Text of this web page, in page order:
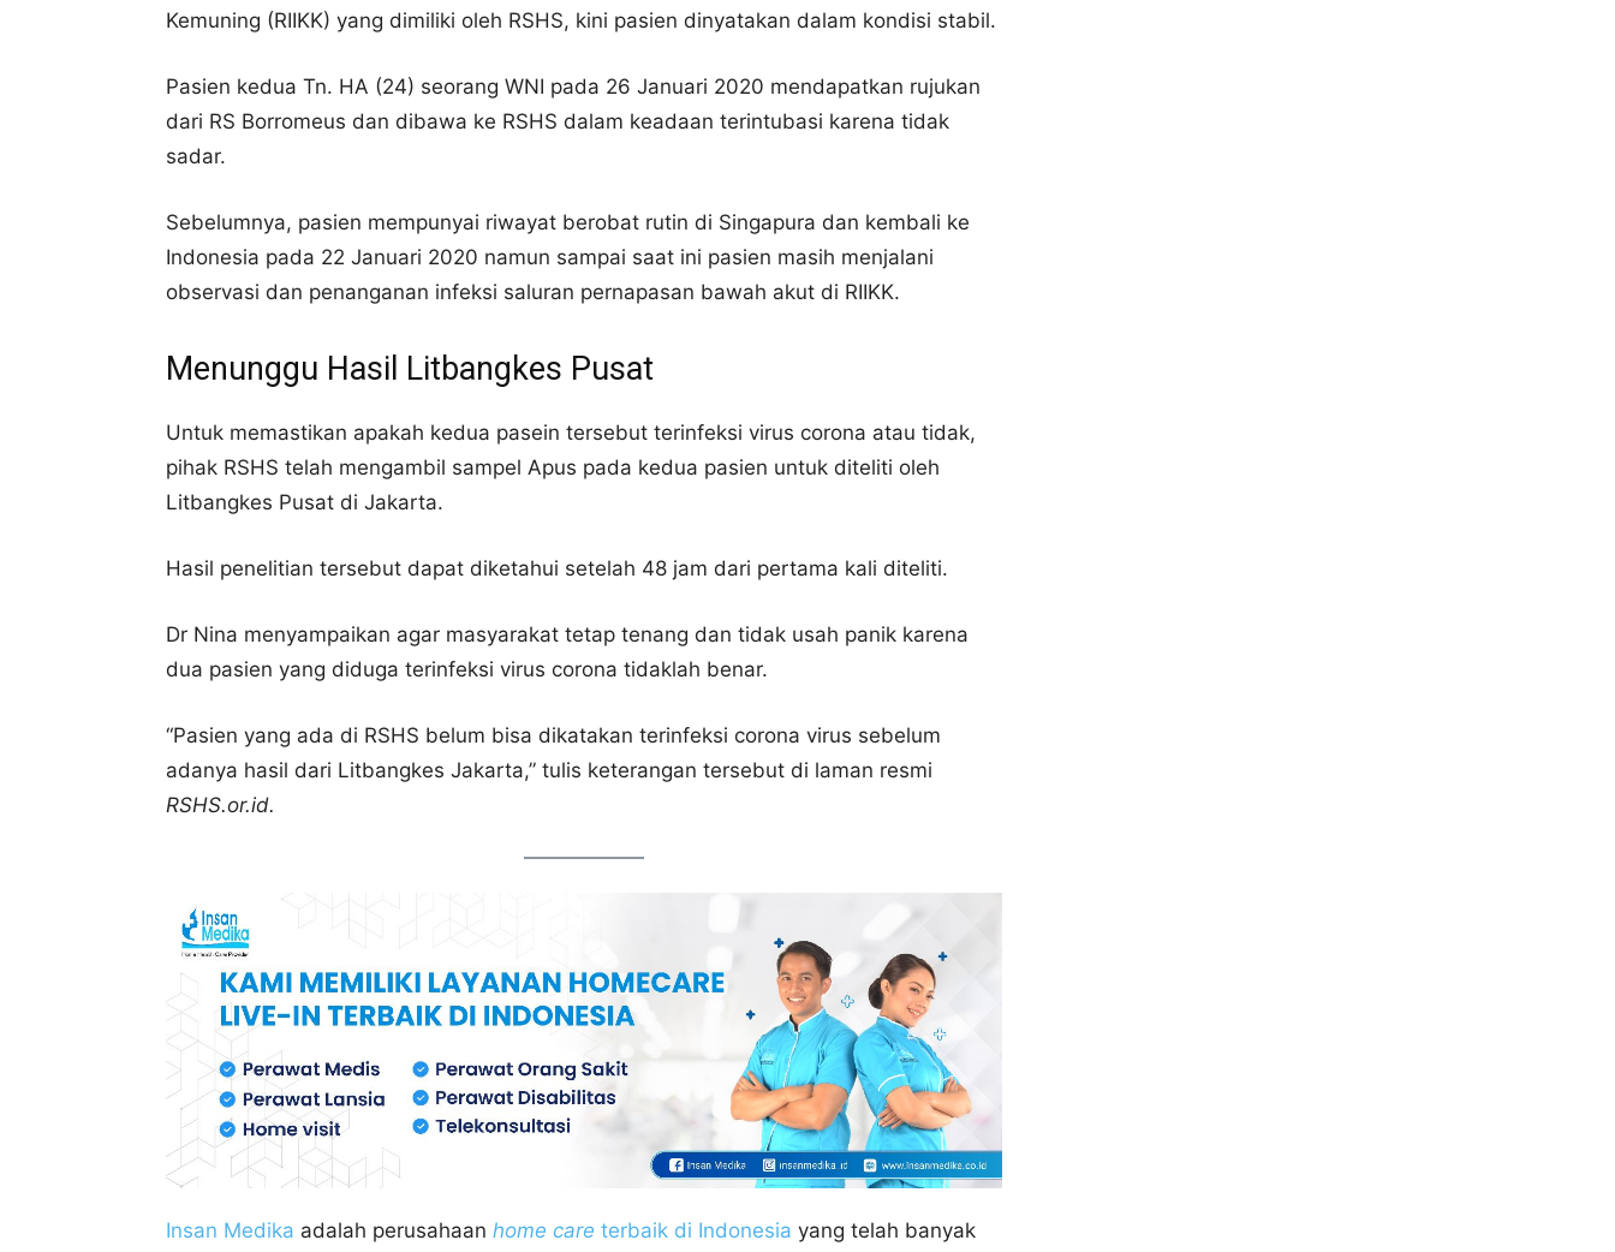
Kemuning (RIIKK) yang dimiliki oleh RSHS, kini pasien dinyatakan dalam kondisi stabil.
Pasien kedua Tn. HA (24) seorang WNI pada 26 Januari 2020 mendapatkan rujukan
dari RS Borromeus dan dibawa ke RSHS dalam keadaan terintubasi karena tidak
sadar.
Sebelumnya, pasien mempunyai riwayat berobat rutin di Singapura dan kembali ke
Indonesia pada 22 Januari 2020 namun sampai saat ini pasien masih menjalani
observasi dan penanganan infeksi saluran pernapasan bawah akut di RIIKK.
Menunggu Hasil Litbangkes Pusat
Untuk memastikan apakah kedua pasein tersebut terinfeksi virus corona atau tidak,
pihak RSHS telah mengambil sampel Apus pada kedua pasien untuk diteliti oleh
Litbangkes Pusat di Jakarta.
Hasil penelitian tersebut dapat diketahui setelah 48 jam dari pertama kali diteliti.
Dr Nina menyampaikan agar masyarakat tetap tenang dan tidak usah panik karena
dua pasien yang diduga terinfeksi virus corona tidaklah benar.
“Pasien yang ada di RSHS belum bisa dikatakan terinfeksi corona virus sebelum
adanya hasil dari Litbangkes Jakarta,” tulis keterangan tersebut di laman resmi
RSHS.or.id.
Insan Medika adalah perusahaan home care terbaik di Indonesia yang telah banyak